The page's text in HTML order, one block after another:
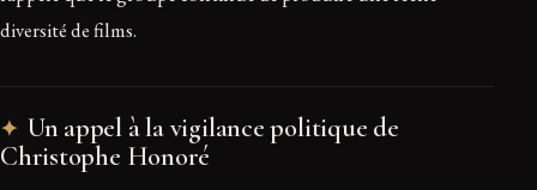
diversité de films.
Un appel à la vigilance politique de
Christophe Honoré